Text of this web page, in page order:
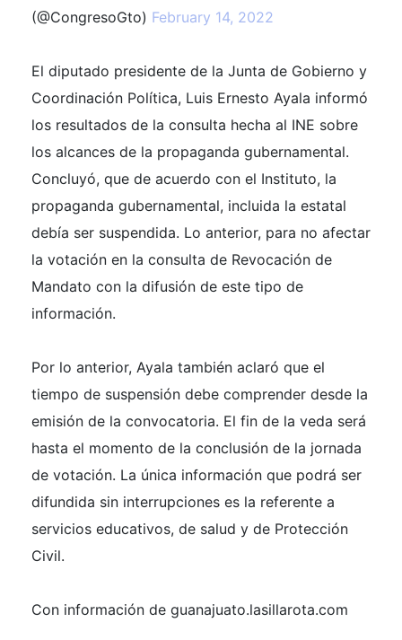
(@CongresoGto) February 14, 2022
El diputado presidente de la Junta de Gobierno y
Coordinación Política, Luis Ernesto Ayala informó
los resultados de la consulta hecha al INE sobre
los alcances de la propaganda gubernamental.
Concluyó, que de acuerdo con el Instituto, la
propaganda gubernamental, incluida la estatal
debía ser suspendida. Lo anterior, para no afectar
la votación en la consulta de Revocación de
Mandato con la difusión de este tipo de
información.
Por lo anterior, Ayala también aclaró que el
tiempo de suspensión debe comprender desde la
emisión de la convocatoria. El fin de la veda será
hasta el momento de la conclusión de la jornada
de votación. La única información que podrá ser
difundida sin interrupciones es la referente a
servicios educativos, de salud y de Protección
Civil.
Con información de guanajuato.lasillarota.com